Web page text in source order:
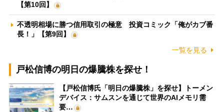
【第10回】
不透明相場に勝つ信用取引の極意 投資コミック「俺がカブ番
長！」【第9回】
一覧を見る
戸松信博の明日の爆騰株を探せ！
【戸松信博氏「明日の爆騰株」を探せ】トーメン
デバイス：サムスンを通じて世界のAIメモリ需
要…